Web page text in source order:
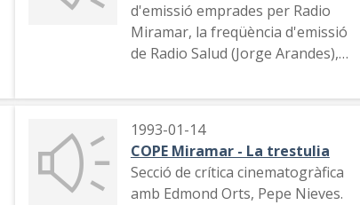
d'emissió emprades per Radio
Miramar, la freqüència d'emissió
de Radio Salud (Jorge Arandes),
Mario Beut sobre el canvi de
Antequera sobre el 60è aniversari
de Radio Miramar i alguns dels
seus programes, publicitat,
1993-01-14
COPE Miramar - La trestulia
Secció de crítica cinematogràfica
amb Edmond Orts, Pepe Nieves.